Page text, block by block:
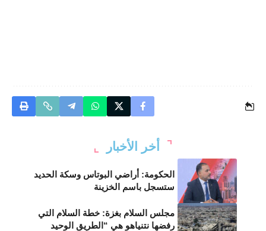
أخر الأخبار
الحكومة: أراضي البوتاس وسكة الحديد
ستسجل باسم الخزينة
مجلس السلام بغزة: خطة السلام التي
رفضها نتنياهو هي “الطريق الوحيد